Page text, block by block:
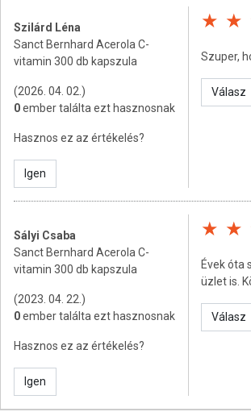
ADAGOLÁS
Javasolt bevitel: Napi 1 kapszula étkezés közben.
ÖSSZETEVŐK
Acerola kivonat (74%), maltodextrin töltőanyag,
csomósodást gátló (zsírsavak magnéziumsói).
1 kapszulában található hatóanyagok:
C-vitamin: 70 mg (88% NRV)
NRV: napi beviteli referenciaérték felnőttek
Tárolás: Gyermekektől elzárva tartandó! Fénytől
Minőségét megőrzi: Lásd a csomagoláson feltüntetett
Forgalmazza: ODP Vital Kft.
Származási hely: Németország
Szilárd Léna
Sanct Bernhard Acerola C-
vitamin 300 db kapszula
(2026. 04. 02.)
0ember találta ezt hasznosnak
Hasznos ez az értékelés?
Igen
Szuper,
Válasz
Sályi Csaba
Sanct Bernhard Acerola C-
vitamin 300 db kapszula
(2023. 04. 22.)
0ember találta ezt hasznosnak
Hasznos ez az értékelés?
Igen
Évek óta
üzlet is.
Válasz